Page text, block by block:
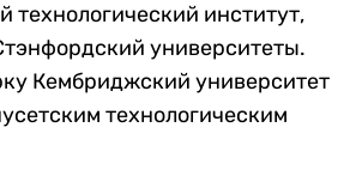
технологический институт,
университеты.
Кембриджский университет
технологическим